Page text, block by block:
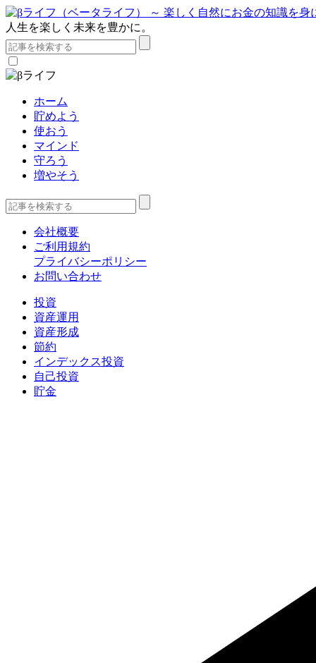
人生を楽しく未来を豊かに。
ホーム
貯めよう
使おう
マインド
守ろう
増やそう
会社概要
ご利用規約
プライバシーポリシー
お問い合わせ
投資
資産運用
資産形成
節約
インデックス投資
自己投資
貯金